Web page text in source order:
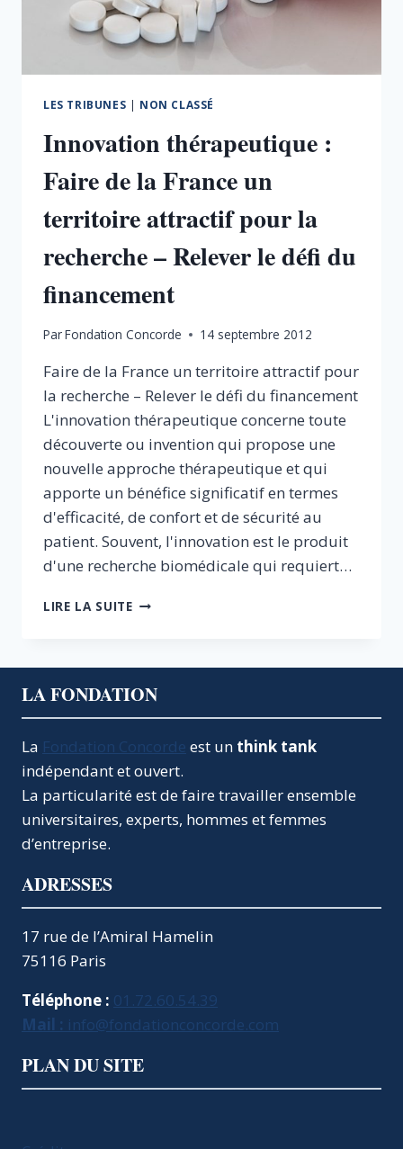
LES TRIBUNES | NON CLASSÉ
Innovation thérapeutique :
Faire de la France un
territoire attractif pour la
recherche – Relever le défi du
financement
ParFondation Concorde 14 septembre 2012
Faire de la France un territoire attractif pour
la recherche – Relever le défi du financement
L'innovation thérapeutique concerne toute
découverte ou invention qui propose une
nouvelle approche thérapeutique et qui
apporte un bénéfice significatif en termes
d'efficacité, de confort et de sécurité au
patient. Souvent, l'innovation est le produit
d'une recherche biomédicale qui requiert…
LIRE LA SUITEINNOVATION
LA
FRANCE
TERRITOIRE
ATTRACTIF
POUR
RECHERCHE
DÉFI
FINANCEMENT
LA FONDATION
La Fondation Concorde est un think tank
indépendant et ouvert.
La particularité est de faire travailler ensemble
universitaires, experts, hommes et femmes
d’entreprise.
ADRESSES
17 rue de l’Amiral Hamelin
75116 Paris
Téléphone : 01.72.60.54.39
Mail : info@fondationconcorde.com
PLAN DU SITE